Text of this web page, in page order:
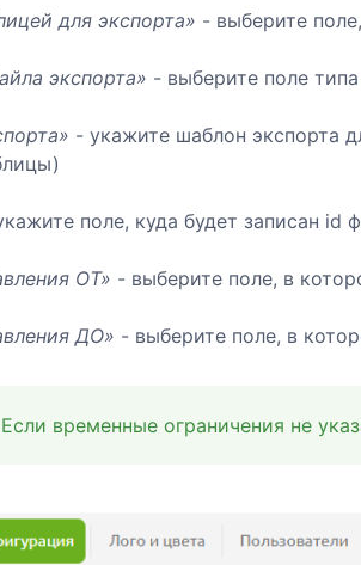
для экспорта» - выберите
экспорта» - выберите поле
- укажите шаблон экспорта
поле, куда будет записан id
ОТ» - выберите поле, в
ДО» - выберите поле, в
временные ограничения не